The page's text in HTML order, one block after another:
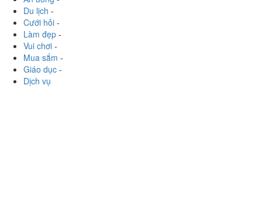
Ăn uống
Du lịch-
Cưới hỏi-
Làm đẹp
Vui chơi-
Mua sắm
Giáo dục
Dịch vụ